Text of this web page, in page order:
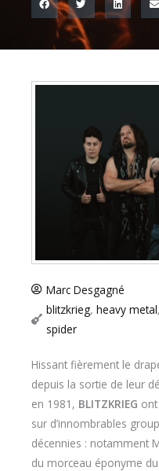
Marc Desgagné
blitzkrieg, heavy metal,
spider
Hissant fièrement le
depuis la sortie de leur
en 1981, BLITZKRIEG
sur d’innombrables
décennies : notamment
du morceau éponyme